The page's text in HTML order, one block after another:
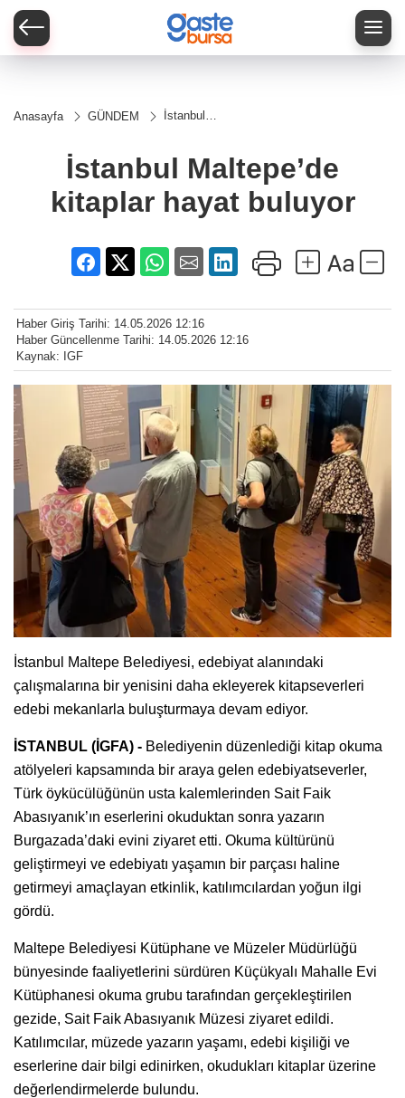
Anasayfa GÜNDEM
İstanbul
hayat
buluyor
İstanbul Maltepe’de
kitaplar hayat buluyor
Haber Giriş Tarihi: 14.05.2026 12:16
Haber Güncellenme Tarihi: 14.05.2026 12:16
Kaynak: IGF
İstanbul Maltepe Belediyesi, edebiyat alanındaki
çalışmalarına bir yenisini daha ekleyerek kitapseverleri
edebi mekanlarla buluşturmaya devam ediyor.
İSTANBUL (İGFA) - Belediyenin düzenlediği kitap okuma
atölyeleri kapsamında bir araya gelen edebiyatseverler,
Türk öykücülüğünün usta kalemlerinden Sait Faik
Abasıyanık’ın eserlerini okuduktan sonra yazarın
Burgazada’daki evini ziyaret etti. Okuma kültürünü
geliştirmeyi ve edebiyatı yaşamın bir parçası haline
getirmeyi amaçlayan etkinlik, katılımcılardan yoğun ilgi
gördü.
Maltepe Belediyesi Kütüphane ve Müzeler Müdürlüğü
bünyesinde faaliyetlerini sürdüren Küçükyalı Mahalle Evi
Kütüphanesi okuma grubu tarafından gerçekleştirilen
gezide, Sait Faik Abasıyanık Müzesi ziyaret edildi.
Katılımcılar, müzede yazarın yaşamı, edebi kişiliği ve
eserlerine dair bilgi edinirken, okudukları kitaplar üzerine
değerlendirmelerde bulundu.